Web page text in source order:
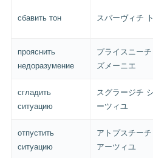
сбавить тон スバーヴィチ
прояснить
недоразумение
プライスニー
ズメーニエ
сгладить
ситуацию
スグラージチ
ーツィユ
отпустить
ситуацию
アトプスチー
アーツィユ